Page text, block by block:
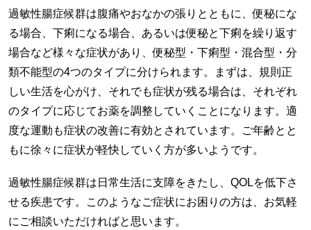
過敏性腸症候群は腹痛やおなかの張りとともに、便秘にな
る場合、下痢になる場合、あるいは便秘と下痢を繰り返す
場合など様々な症状があり、便秘型・下痢型・混合型・分
類不能型の4つのタイプに分けられます。まずは、規則正
しい生活を心がけ、それでも症状が残る場合は、それぞれ
のタイプに応じてお薬を調整していくことになります。適
度な運動も症状の改善に有効とされています。ご年齢とと
もに徐々に症状が軽快していく方が多いようです。
過敏性腸症候群は日常生活に支障をきたし、QOLを低下さ
せる疾患です。このようなご症状にお困りの方は、お気軽
にご相談いただければと思います。